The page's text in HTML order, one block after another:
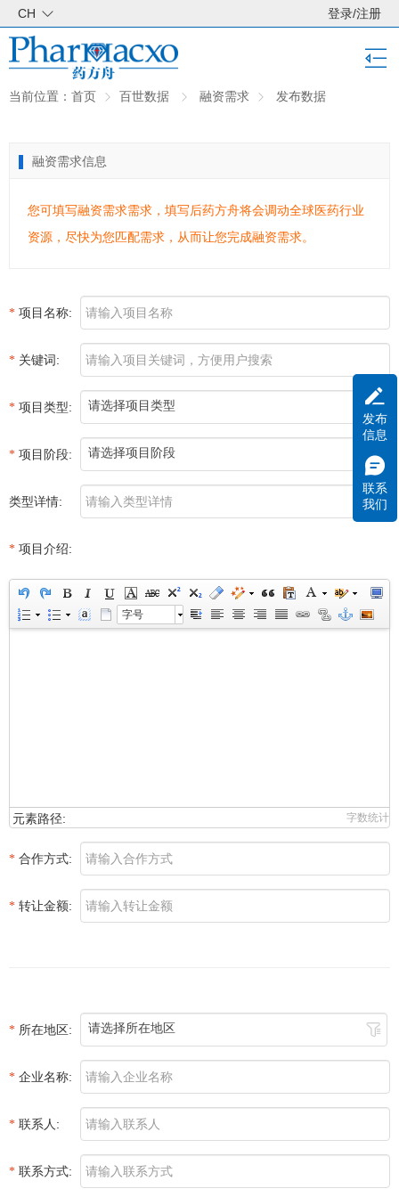
CH 登录/注册
当前位置： 首页 百世数据 融资需求 发布数据
融资需求信息
您可填写融资需求需求，填写后药方舟将会调动全球医药行业
资源，尽快为您匹配需求，从而让您完成融资需求。
项目名称:
关键词:
项目类型: 请选择项目类型
项目阶段: 请选择项目阶段
类型详情:
项目介绍:
字号
元素路径: 字数统计
合作方式:
转让金额:
所在地区: 请选择所在地区
企业名称:
联系人:
联系方式:
发布
信息
联系
我们